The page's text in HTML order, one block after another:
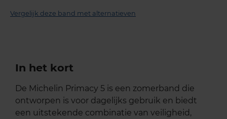
Vergelijk deze band met alternatieven
In het kort
De Michelin Primacy 5 is een zomerband die
ontworpen is voor dagelijks gebruik en biedt
een uitstekende combinatie van veiligheid,